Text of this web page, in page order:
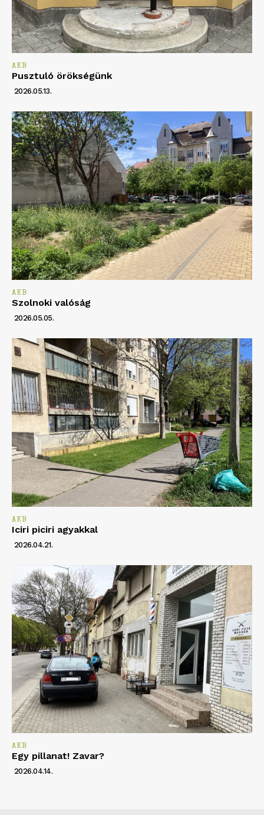
AKB
Pusztuló örökségünk
2026.05.13.
AKB
Szolnoki valóság
2026.05.05.
AKB
Iciri piciri agyakkal
2026.04.21.
AKB
Egy pillanat! Zavar?
2026.04.14.